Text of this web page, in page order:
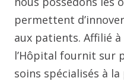
permettent
aux patients. Affilié à
l’Hôpital fournit sur
soins spécialisés à